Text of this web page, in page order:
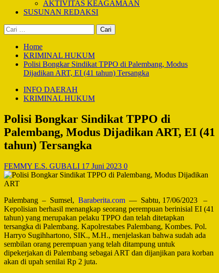
AKTIVITAS KEAGAMAAN
SUSUNAN REDAKSI
Cari
untuk:
Home
KRIMINAL HUKUM
Polisi Bongkar Sindikat TPPO di Palembang, Modus
Dijadikan ART, EI (41 tahun) Tersangka
INFO DAERAH
KRIMINAL HUKUM
Polisi Bongkar Sindikat TPPO di
Palembang, Modus Dijadikan ART, EI (41
tahun) Tersangka
FEMMY E.S. GUBALI 17 Juni 2023 0
Palembang – Sumsel, Baraberita.com — Sabtu, 17/06/2023 –
Kepolisian berhasil menangkap seorang perempuan berinisial EI (41
tahun) yang merupakan pelaku TPPO dan telah ditetapkan
tersangka di Palembang. Kapolrestabes Palembang, Kombes. Pol.
Harryo Sugihhartono, SIK., M.H., menjelaskan bahwa sudah ada
sembilan orang perempuan yang telah ditampung untuk
dipekerjakan di Palembang sebagai ART dan dijanjikan para korban
akan di upah senilai Rp 2 juta.